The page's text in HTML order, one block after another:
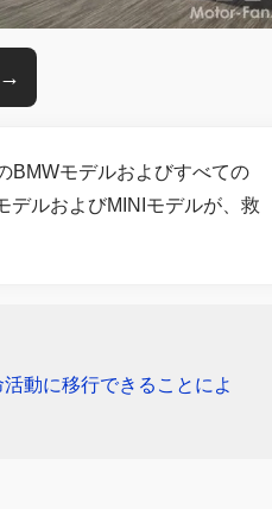
→
BMWモデルおよびすべての
デルおよびMINIモデルが、救
動に移行できることによ